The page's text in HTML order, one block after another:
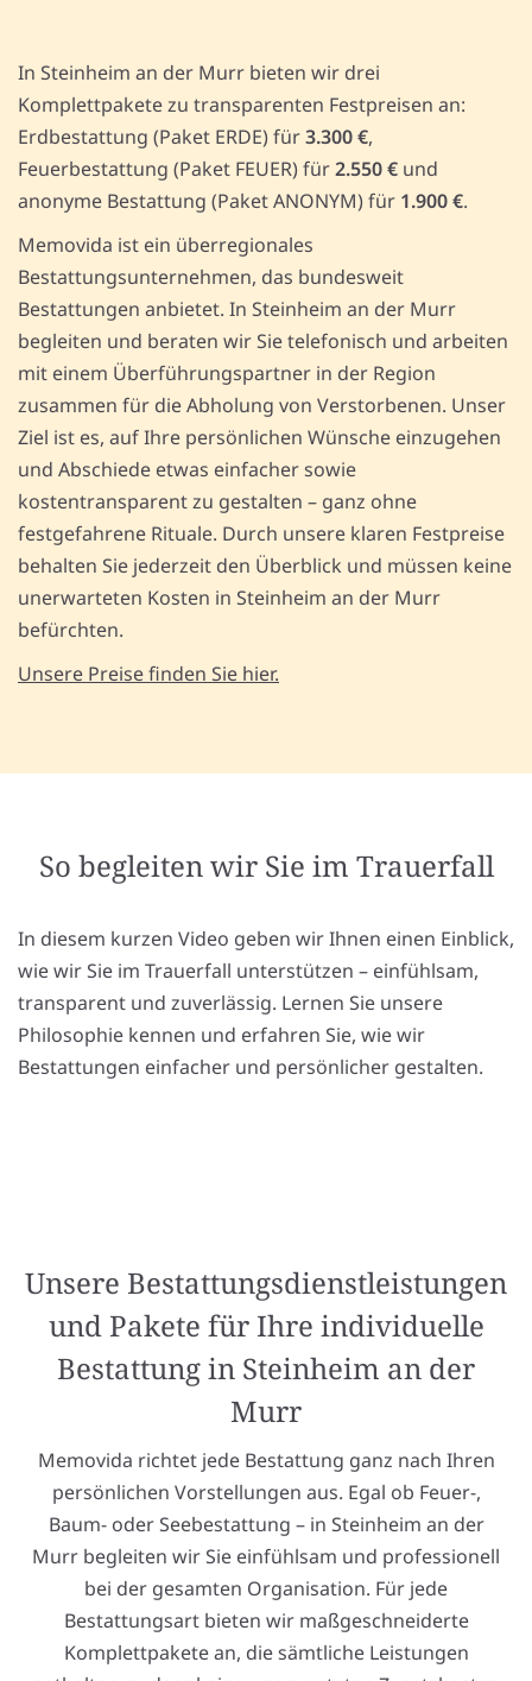
In Steinheim an der Murr bieten wir drei
Komplettpakete zu transparenten Festpreisen an:
Erdbestattung (Paket ERDE) für3.300 €,
Feuerbestattung (Paket FEUER) für2.550 € und
anonyme Bestattung (Paket ANONYM) für 1.900 €.
Memovida ist ein überregionales
Bestattungsunternehmen, das bundesweit
Bestattungen anbietet. In Steinheim an der Murr
begleiten und beraten wir Sie telefonisch und arbeiten
mit einem Überführungspartner in der Region
zusammen für die Abholung von Verstorbenen. Unser
Ziel ist es, auf Ihre persönlichen Wünsche einzugehen
und Abschiede etwas einfacher sowie
kostentransparent zu gestalten – ganz ohne
festgefahrene Rituale. Durch unsere klaren Festpreise
behalten Sie jederzeit den Überblick und müssen keine
unerwarteten Kosten in Steinheim an der Murr
befürchten.
Unsere Preise finden Sie hier.
So begleiten wir Sie im Trauerfall
In diesem kurzen Video geben wir Ihnen einen Einblick,
wie wir Sie im Trauerfall unterstützen – einfühlsam,
transparent und zuverlässig. Lernen Sie unsere
Philosophie kennen und erfahren Sie, wie wir
Bestattungen einfacher und persönlicher gestalten.
Unsere Bestattungsdienstleistungen
und Pakete für Ihre individuelle
Bestattung in Steinheim an der
Murr
Memovida richtet jede Bestattung ganz nach Ihren
persönlichen Vorstellungen aus. Egal ob Feuer-,
Baum- oder Seebestattung – in Steinheim an der
Murr begleiten wir Sie einfühlsam und professionell
bei der gesamten Organisation. Für jede
Bestattungsart bieten wir maßgeschneiderte
Komplettpakete an, die sämtliche Leistungen